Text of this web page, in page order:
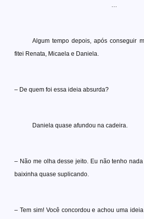
…
Algum tempo depois, após conseguir
fitei Renata, Micaela e Daniela.
– De quem foi essa ideia absurda?
Daniela quase afundou na cadeira.
– Não me olha desse jeito. Eu não tenho
baixinha quase suplicando.
– Tem sim! Você concordou e achou uma